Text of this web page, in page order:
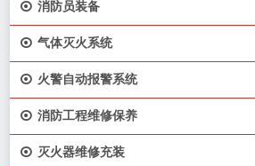
 消防员装备
 气体灭火系统
 火警自动报警系统
 消防工程维修保养
 灭火器维修充装